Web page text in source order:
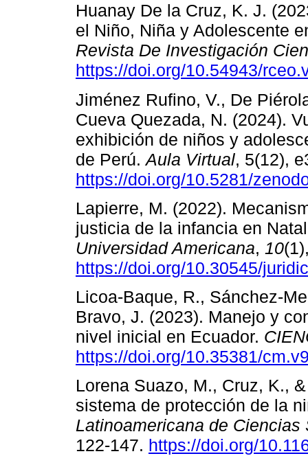
Huanay De la Cruz, K. J.
el Niño, Niña y Adolescente
Revista De Investigación
https://doi.org/10.54943/
Jiménez Rufino, V., De
Cueva Quezada, N. (2024).
exhibición de niños y
de Perú. Aula Virtual, 5(12),
https://doi.org/10.5281/
Lapierre, M. (2022).
justicia de la infancia en
Universidad Americana, 10
https://doi.org/10.30545/
Licoa-Baque, R., Sánchez-
Bravo, J. (2023). Manejo y
nivel inicial en Ecuador.
https://doi.org/10.35381/
Lorena Suazo, M., Cruz, K.,
sistema de protección de la
Latinoamericana de
122-147. https://doi.org/